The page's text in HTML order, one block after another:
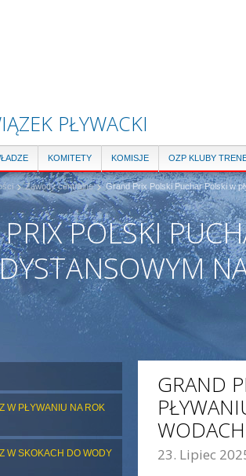
PŁYWACKI
KOMITETY KOMISJE OZP KLUBY
Zawody centralne Grand Prix Polski Puchar Polski w
POLSKI
W PŁYWANIU NA ROK
W SKOKACH DO WODY
GRAND
23. Lipiec
ZDJĘCIE GŁÓWNE: